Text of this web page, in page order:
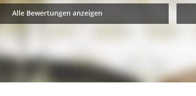
Alle Bewertungen anzeigen